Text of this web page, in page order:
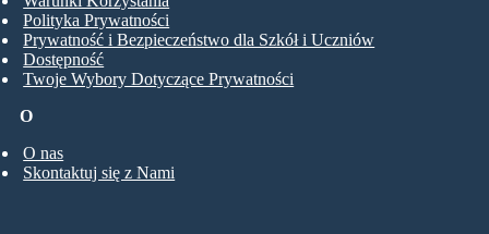
O
O nas
Skontaktuj się z Nami
Polityka Prywatności
Prywatność i Bezpieczeństwo dla Szkół i Uczniów
Dostępność
Twoje Wybory Dotyczące Prywatności